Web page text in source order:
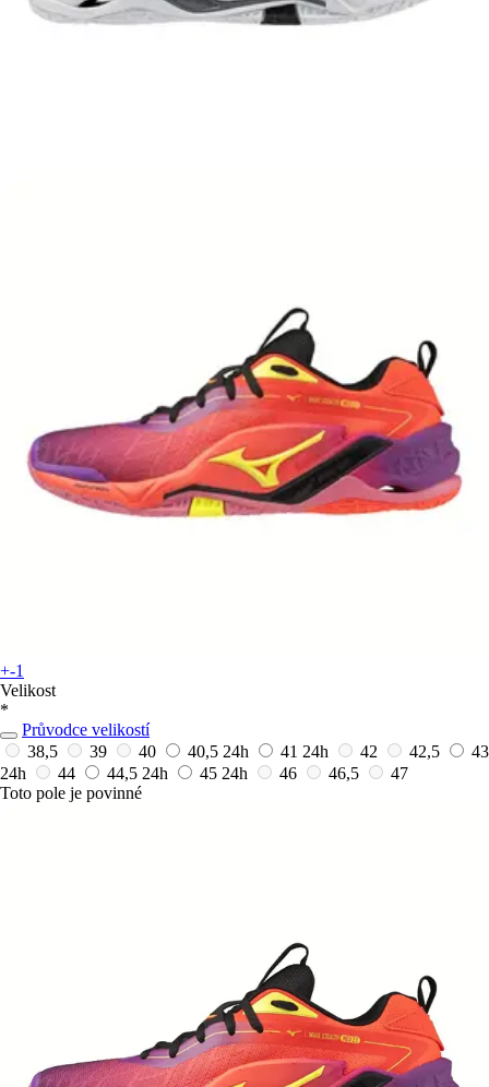
+-1
Velikost
*
Průvodce velikostí
38,5
39 40 40,5 24h 41 24h 42 42,5
43
24h
44 44,5 24h 45 24h 46 46,5
47
Toto pole je povinné